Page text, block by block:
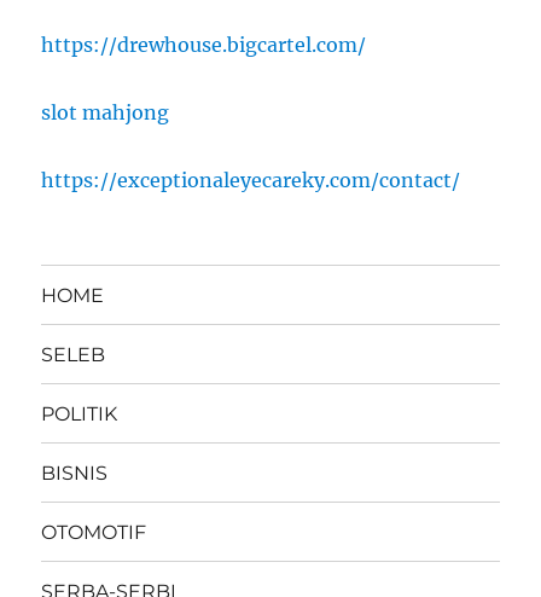
https://drewhouse.bigcartel.com/
slot mahjong
https://exceptionaleyecareky.com/contact/
HOME
SELEB
POLITIK
BISNIS
OTOMOTIF
SERBA-SERBI